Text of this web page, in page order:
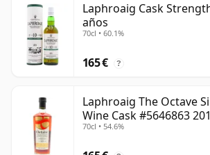
Laphroaig Cask
años
70cl • 60.1%
165 € ?
Laphroaig The Octave
Wine Cask #5646863
70cl • 54.6%